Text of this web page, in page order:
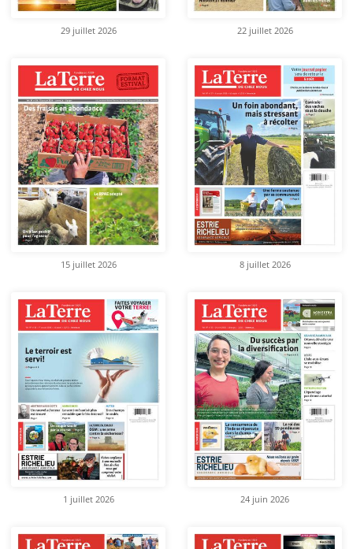
29 juillet 2026 22 juillet 2026
15 juillet 2026 8 juillet 2026
1 juillet 2026 24 juin 2026